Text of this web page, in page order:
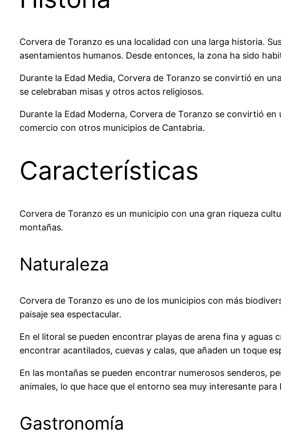
Corvera de Toranzo es una localidad con una larga historia.
asentamientos humanos. Desde entonces, la zona ha sido
Durante la Edad Media, Corvera de Toranzo se convirtió en
se celebraban misas y otros actos religiosos.
Durante la Edad Moderna, Corvera de Toranzo se convirtió
comercio con otros municipios de Cantabria.
Características
Corvera de Toranzo es un municipio con una gran riqueza
montañas.
Naturaleza
Corvera de Toranzo es uno de los municipios con más
paisaje sea espectacular.
En el litoral se pueden encontrar playas de arena fina y aguas
encontrar acantilados, cuevas y calas, que añaden un toque
En las montañas se pueden encontrar numerosos senderos,
animales, lo que hace que el entorno sea muy interesante
Gastronomía